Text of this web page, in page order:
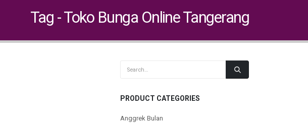
Tag - Toko Bunga Online Tangerang
PRODUCT CATEGORIES
Anggrek Bulan